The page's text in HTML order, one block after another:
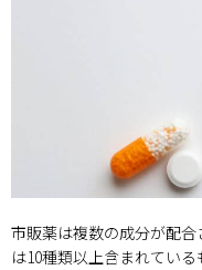
市販薬は複数の成分が配
は10種類以上含まれている